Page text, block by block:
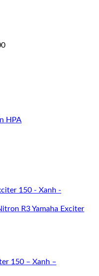
150 – Xanh –